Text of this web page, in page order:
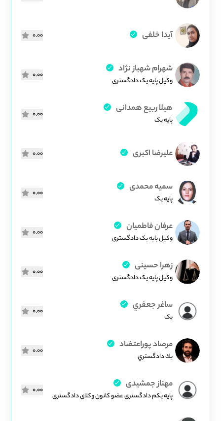
آیدا خلفی 0.00
شهرام شهباز نژاد
وکیل پایه یک دادگستری
0.00
هیلا ربیع همدانی
پایه یک
0.00
علیرضا اکبری 0.00
سمیه محمدی
پایه یک
0.00
عرفان فاطمیان
وکیل پایه یک دادگستری
0.00
زهرا حسینی
وکیل پایه یک دادگستری
0.00
ساغر جعفري
یک
0.00
مرصاد پوراعتضاد
يك دادگستري
0.00
مهناز جمشیدی
پایه یکم دادگستری عضو کانون وکلای دادگستری
0.00